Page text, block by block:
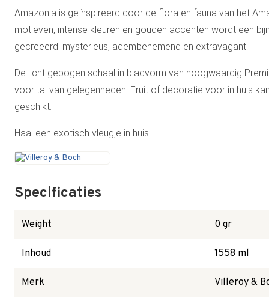
Amazonia is geïnspireerd door de flora en fauna van het
motieven, intense kleuren en gouden accenten wordt een
gecreëerd: mysterieus, adembenemend en extravagant.
De licht gebogen schaal in bladvorm van hoogwaardig
voor tal van gelegenheden. Fruit of decoratie voor in huis
geschikt.
Haal een exotisch vleugje in huis.
Specificaties
Weight 0 gr
Inhoud 1558 ml
Merk Villeroy &